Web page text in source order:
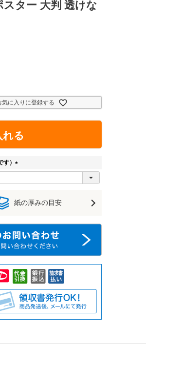
スター 大判 透けな
気に入りに登録する
れる
）
必
)
紙の厚みの目安